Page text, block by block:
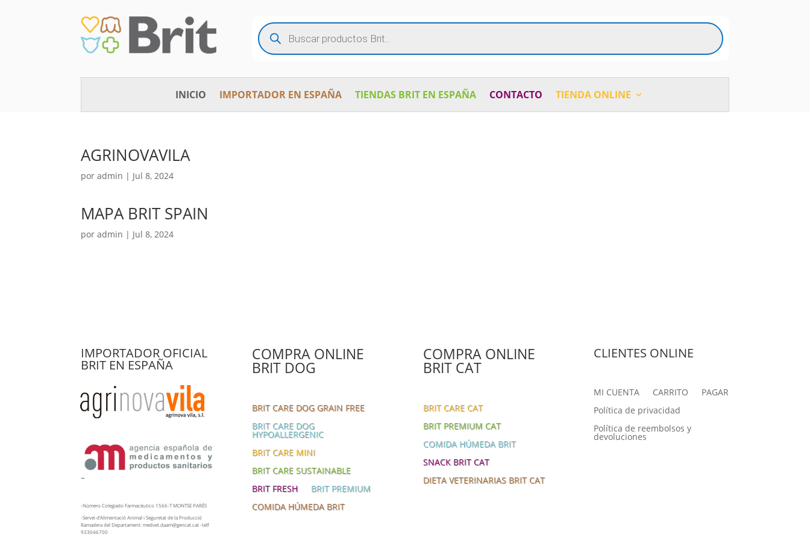
Búsqueda
de
productos
INICIO IMPORTADOR EN ESPAÑA TIENDAS BRIT EN ESPAÑA CONTACTO TIENDA ONLINE
AGRINOVAVILA
poradmin | Jul 8, 2024
MAPA BRIT SPAIN
poradmin | Jul 8, 2024
IMPORTADOR OFICIAL
BRIT EN ESPAÑA
–
-Número Colegiado Farmacéutico 1566-T MONTSE PARÉS
-Servei d’Alimentació Animal i Seguretat de la Producció
Ramadera del Departament: medvet.daam@gencat.cat -telf
933046700
COMPRA ONLINE
BRIT DOG
BRIT CARE DOG GRAIN FREE
BRIT CARE DOG
HYPOALLERGENIC
BRIT CARE MINI
BRIT CARE SUSTAINABLE
BRIT FRESH
BRIT PREMIUM
COMIDA HÚMEDA BRIT
COMPRA ONLINE
BRIT CAT
BRIT CARE CAT
BRIT PREMIUM CAT
COMIDA HÚMEDA BRIT
SNACK BRIT CAT
DIETA VETERINARIAS BRIT CAT
CLIENTES ONLINE
MI CUENTA CARRITO
PAGAR
Política de privacidad
Política de reembolsos y
devoluciones